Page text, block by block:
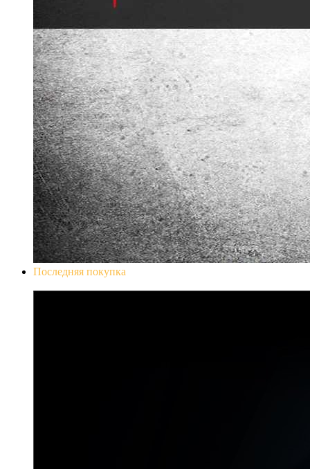
Последняя покупка